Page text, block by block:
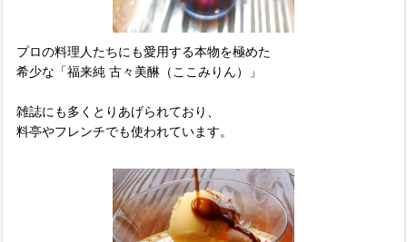
プロの料理人たちにも愛用する本物を極めた
希少な「福来純 古々美醂（ここみりん）」
雑誌にも多くとりあげられており、
料亭やフレンチでも使われています。